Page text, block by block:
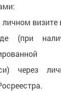
(при
через